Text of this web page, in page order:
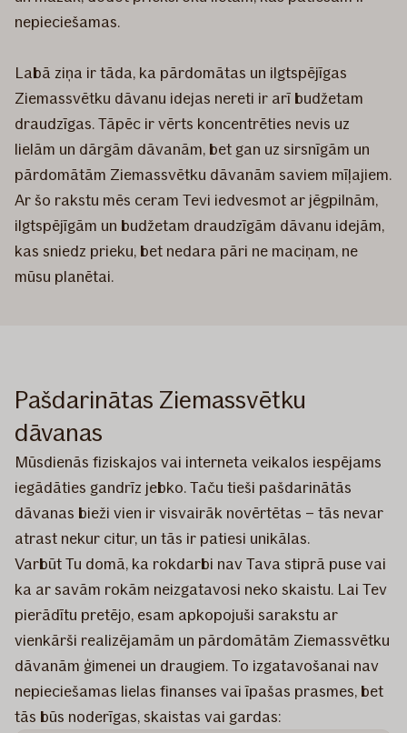
nepieciešamas.
Labā ziņa ir tāda, ka pārdomātas un ilgtspējīgas
Ziemassvētku dāvanu idejas nereti ir arī budžetam
draudzīgas. Tāpēc ir vērts koncentrēties nevis uz
lielām un dārgām dāvanām, bet gan uz sirsnīgām un
pārdomātām Ziemassvētku dāvanām saviem mīļajiem.
Ar šo rakstu mēs ceram Tevi iedvesmot ar jēgpilnām,
ilgtspējīgām un budžetam draudzīgām dāvanu idejām,
kas sniedz prieku, bet nedara pāri ne maciņam, ne
mūsu planētai.
Pašdarinātas Ziemassvētku
dāvanas
Mūsdienās fiziskajos vai interneta veikalos iespējams
iegādāties gandrīz jebko. Taču tieši pašdarinātās
dāvanas bieži vien ir visvairāk novērtētas – tās nevar
atrast nekur citur, un tās ir patiesi unikālas.
Varbūt Tu domā, ka rokdarbi nav Tava stiprā puse vai
ka ar savām rokām neizgatavosi neko skaistu. Lai Tev
pierādītu pretējo, esam apkopojuši sarakstu ar
vienkārši realizējamām un pārdomātām Ziemassvētku
dāvanām ģimenei un draugiem. To izgatavošanai nav
nepieciešamas lielas finanses vai īpašas prasmes, bet
tās būs noderīgas, skaistas vai gardas: